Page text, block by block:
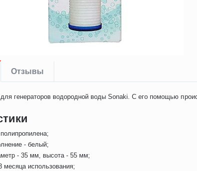
Отзывы
генераторов водородной воды Sonaki. С его помощью
- белый;
- 35 мм, высота - 55 мм;
месяца использования;